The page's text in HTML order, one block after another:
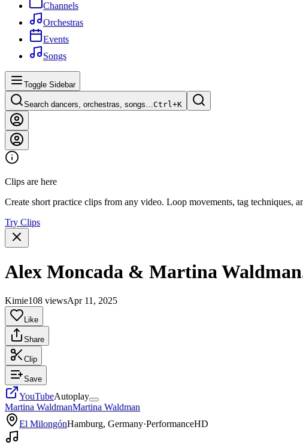
Channels
Orchestras
Events
Songs
Toggle Sidebar
Search dancers, orchestras, songs…Ctrl+K
Clips are here
Create short practice clips from any video. Loop movements, tag techniques,
Try Clips
Alex Moncada & Martina
Kimie108 viewsApr 11, 2025
Like
Share
Clip
Save
YouTubeAutoplay
Martina WaldmanMartina Waldman
El MilongónHamburg, Germany·PerformanceHD